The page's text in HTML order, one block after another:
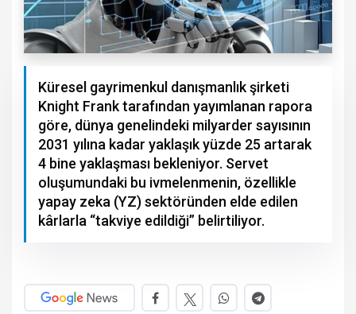
Küresel gayrimenkul danışmanlık şirketi
Knight Frank tarafından yayımlanan rapora
göre, dünya genelindeki milyarder sayısının
2031 yılına kadar yaklaşık yüzde 25 artarak
4 bine yaklaşması bekleniyor. Servet
oluşumundaki bu ivmelenmenin, özellikle
yapay zeka (YZ) sektöründen elde edilen
kârlarla “takviye edildiği” belirtiliyor.